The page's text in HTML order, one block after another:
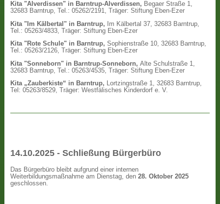
Kita "Alverdissen" in Barntrup-Alverdissen, Begaer Straße 1,
32683 Barntrup, Tel.: 05262/2191, Träger: Stiftung Eben-Ezer
Kita "Im Kälbertal" in Barntrup,
Im Kälbertal 37, 32683 Barntrup,
Tel.: 05263/4833, Träger: Stiftung Eben-Ezer
Kita "Rote Schule" in Barntrup, Sophienstraße 10, 32683 Barntrup,
Tel.: 05263/2126, Träger: Stiftung Eben-Ezer
Kita "Sonneborn" in Barntrup-Sonneborn, Alte Schulstraße 1,
32683 Barntrup, Tel.: 05263/4535, Träger: Stiftung Eben-Ezer
Kita „Zauberkiste“ in Barntrup, Lortzingstraße 1, 32683 Barntrup,
Tel: 05263/8529, Träger: Westfälisches Kinderdorf e. V.
14.10.2025 - Schließung Bürgerbüro
Das Bürgerbüro bleibt aufgrund einer internen
Weiterbildungsmaßnahme am Dienstag, den28. Oktober 2025
geschlossen.